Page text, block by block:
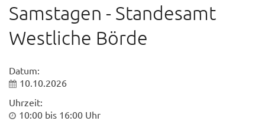
Samstagen - Standesamt
Westliche Börde
Datum:
10.10.2026
Uhrzeit:
10:00 bis 16:00 Uhr